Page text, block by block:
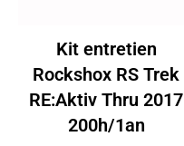
Kit entretien
Rockshox RS Trek
RE:Aktiv Thru 2017
200h/1an